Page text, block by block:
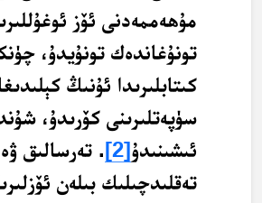
مۇھەممەدنى ئۆز
تونۇغاندەك تونۇيدۇ،
كىتابلىرىدا ئۇنىڭ
سۈپەتلىرىنى كۆرىدۇ،
ئىشىنىدۇ[2]
. تەرسالىق ۋە
تەقلىدچىلىك بىلەن